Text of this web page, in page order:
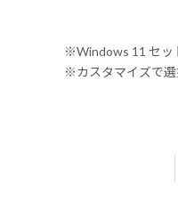
※Windows 11 セッ
※カスタマイズで選